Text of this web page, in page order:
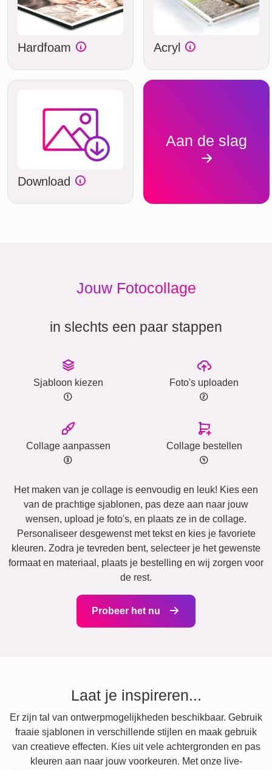
Hardfoam Acryl
Download
Aan de slag
Jouw Fotocollage
in slechts een paar stappen
Sjabloon kiezen Foto's uploaden
Collage aanpassen Collage bestellen
Het maken van je collage is eenvoudig en leuk! Kies een
van de prachtige sjablonen, pas deze aan naar jouw
wensen, upload je foto's, en plaats ze in de collage.
Personaliseer desgewenst met tekst en kies je favoriete
kleuren. Zodra je tevreden bent, selecteer je het gewenste
formaat en materiaal, plaats je bestelling en wij zorgen voor
de rest.
Probeer het nu
Laat je inspireren...
Er zijn tal van ontwerpmogelijkheden beschikbaar. Gebruik
fraaie sjablonen in verschillende stijlen en maak gebruik
van creatieve effecten. Kies uit vele achtergronden en pas
kleuren aan naar jouw voorkeuren. Met onze live-